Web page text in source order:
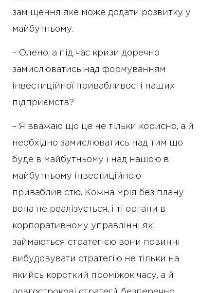
заміщення яке може додати розвитку у
майбутньому.
– Олено, а під час кризи доречно
замислюватись над формуванням
інвестиційної привабливості наших
підприємств?
– Я вважаю що це не тільки корисно, а й
необхідно замислюватись над тим що
буде в майбутньому і над нашою в
майбутньому інвестиційною
привабливістю. Кожна мрія без плану
вона не реалізується, і ті органи в
корпоративному управлінні які
займаються стратегією вони повинні
вибудовувати стратегію не тільки на
якийсь короткий проміжок часу, а й